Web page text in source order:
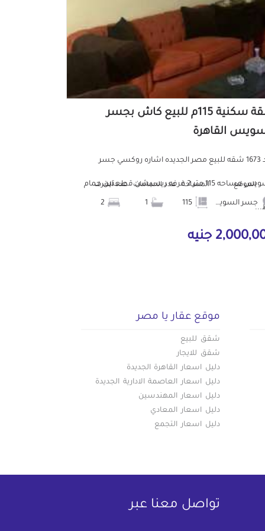
شقة سكنية 115م للبيع كاش بجسر
القاهرة
كود 1673 شقه للبيع مصر الجديده اشاره روكسي جسر
السويس مساحه 115 متر 2 غرفه ريسبشن قطعتين حمام الموقع
جسر السويس
المساحة عدد الحمامات عدد الغرف
جنيه
موقع عقار يا مصر
شقق للبيع
شقق للايجار
دليل اسعار القاهرة الجديدة
دليل اسعار العاصمة الادارية الجديدة
دليل اسعار المهندسين
دليل اسعار المعادي
دليل اسعار التجمع
تواصل معنا عبر